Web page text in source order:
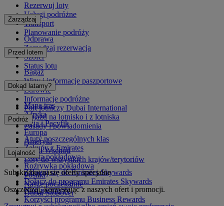
Rezerwuj loty
Usługi podróżne
Transport
Planowanie podróży
Zarządzaj
Odprawa
Zarządzaj rezerwacją
Szofer
Status lotu
Przed lotem
Bagaż
Wizy i informacje paszportowe
Zdrowie
Informacje podróżne
Port lotniczy Dubai International
Dojazd na lotnisko i z lotniska
Zasady i powiadomienia
Dokąd latamy?
Mapa tras
Afryka
Azja i Pacyfik
Europa
Ameryki
Bliski Wschód
Loty do wszystkich krajów/terytoriów
Podróż
Atuty poszczególnych klas
Zakupy z Emirates
Oferta pokładowa
Rozrywka pokładowa
Posiłki
Nasze poczekalnie
Dubai Stopover
Lojalność
Zaloguj się do Emirates Skywards
Dołącz do programu Emirates Skywards
Nasi partnerzy
Korzyści programu Business Rewards
Subskrybuj nasze oferty specjalne
Oszczędzaj, korzystając z naszych ofert i promocji.